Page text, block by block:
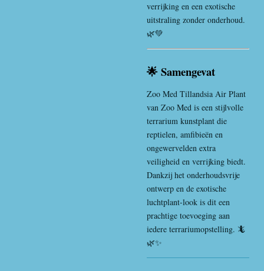
verrijking en een exotische
uitstraling zonder onderhoud.
🌿💚
🌟 Samengevat
Zoo Med Tillandsia Air Plant
van Zoo Med is een stijlvolle
terrarium kunstplant die
reptielen, amfibieën en
ongewervelden extra
veiligheid en verrijking biedt.
Dankzij het onderhoudsvrije
ontwerp en de exotische
luchtplant-look is dit een
prachtige toevoeging aan
iedere terrariumopstelling. 🦎
🌿✨